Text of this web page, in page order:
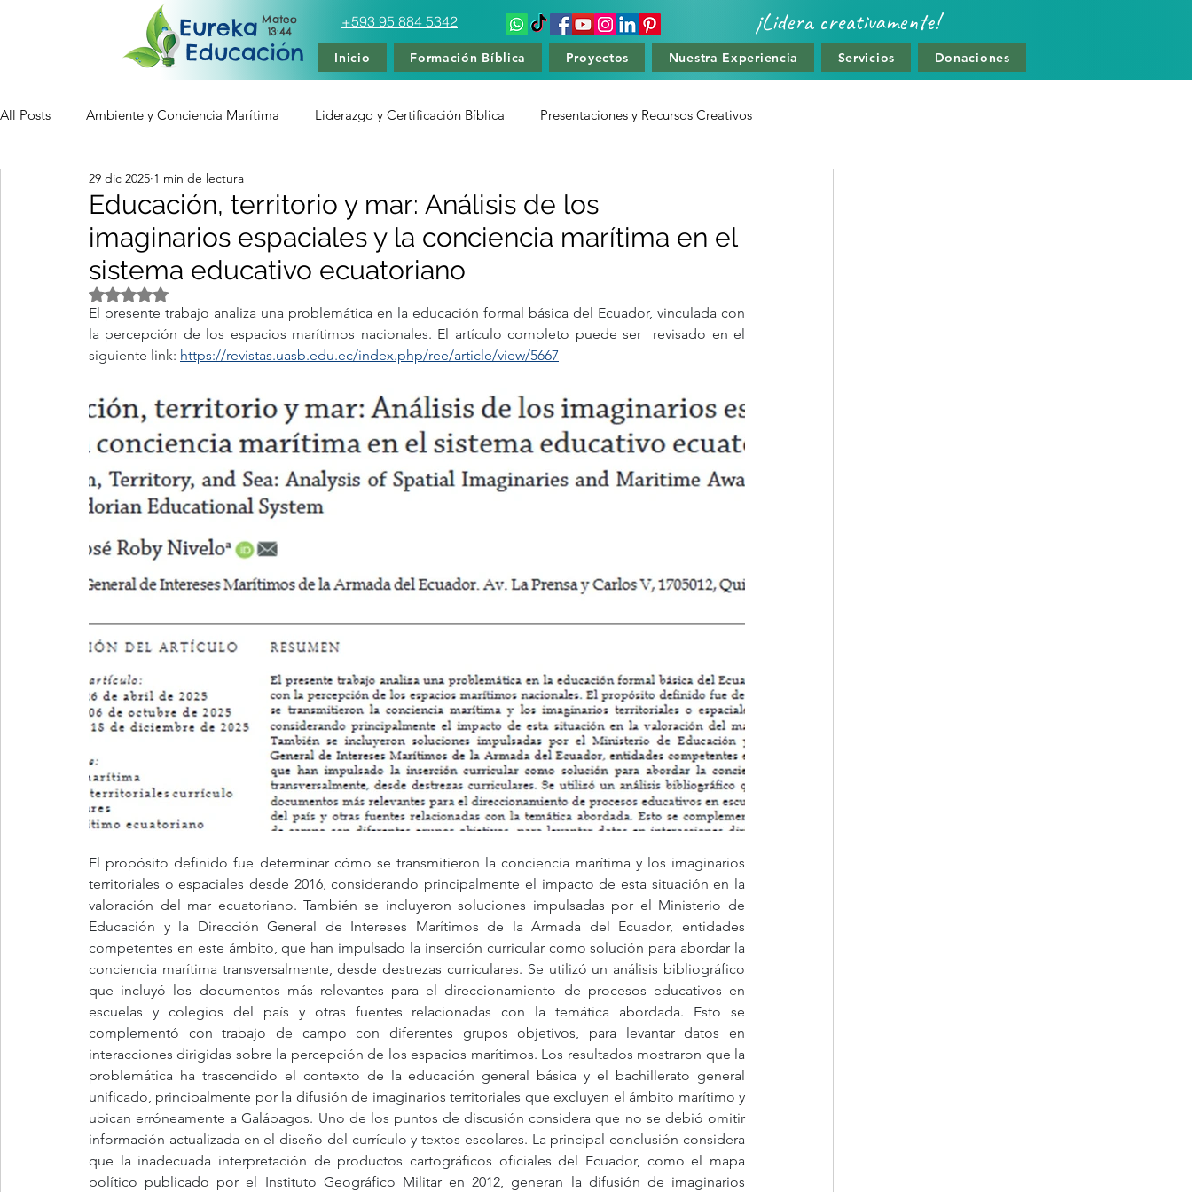
Eureka
Educación
Mateo
13:44
+593 95 884 5342 ¡Lidera creativamente!
Inicio Formación Bíblica Proyectos Nuestra Experiencia Servicios Donaciones
All Posts Ambiente y Conciencia Marítima Liderazgo y Certificación Bíblica Presentaciones y Recursos Creativos
Tecnología Educativa Multimedia
Educación, territorio y mar: Análisis de los
imaginarios espaciales y la conciencia marítima en el
sistema educativo ecuatoriano
29 dic 2025 1 min de lectura
Obtuvo NaN de 5 estrellas.
El presente trabajo analiza una problemática en la educación formal básica del Ecuador, vinculada con
la percepción de los espacios marítimos nacionales. El artículo completo puede ser  revisado en el
siguiente link: https://revistas.uasb.edu.ec/index.php/ree/article/view/5667
El propósito definido fue determinar cómo se transmitieron la conciencia marítima y los imaginarios
territoriales o espaciales desde 2016, considerando principalmente el impacto de esta situación en la
valoración del mar ecuatoriano. También se incluyeron soluciones impulsadas por el Ministerio de
Educación y la Dirección General de Intereses Marítimos de la Armada del Ecuador, entidades
competentes en este ámbito, que han impulsado la inserción curricular como solución para abordar la
conciencia marítima transversalmente, desde destrezas curriculares. Se utilizó un análisis bibliográfico
que incluyó los documentos más relevantes para el direccionamiento de procesos educativos en
escuelas y colegios del país y otras fuentes relacionadas con la temática abordada. Esto se
complementó con trabajo de campo con diferentes grupos objetivos, para levantar datos en
interacciones dirigidas sobre la percepción de los espacios marítimos. Los resultados mostraron que la
problemática ha trascendido el contexto de la educación general básica y el bachillerato general
unificado, principalmente por la difusión de imaginarios territoriales que excluyen el ámbito marítimo y
ubican erróneamente a Galápagos. Uno de los puntos de discusión considera que no se debió omitir
información actualizada en el diseño del currículo y textos escolares. La principal conclusión considera
que la inadecuada interpretación de productos cartográficos oficiales del Ecuador, como el mapa
político publicado por el Instituto Geográfico Militar en 2012, generan la difusión de imaginarios